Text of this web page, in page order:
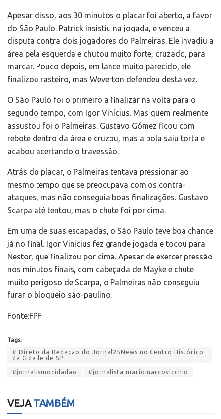
Apesar disso, aos 30 minutos o placar foi aberto, a favor
do São Paulo. Patrick insistiu na jogada, e venceu a
disputa contra dois jogadores do Palmeiras. Ele invadiu a
área pela esquerda e chutou muito forte, cruzado, para
marcar. Pouco depois, em lance muito parecido, ele
finalizou rasteiro, mas Weverton defendeu desta vez.
O São Paulo foi o primeiro a finalizar na volta para o
segundo tempo, com Igor Vinícius. Mas quem realmente
assustou foi o Palmeiras. Gustavo Gómez ficou com
rebote dentro da área e cruzou, mas a bola saiu torta e
acabou acertando o travessão.
Atrás do placar, o Palmeiras tentava pressionar ao
mesmo tempo que se preocupava com os contra-
ataques, mas não conseguia boas finalizações. Gustavo
Scarpa até tentou, mas o chute foi por cima.
Em uma de suas escapadas, o São Paulo teve boa chance
já no final. Igor Vinicius fez grande jogada e tocou para
Nestor, que finalizou por cima. Apesar de exercer pressão
nos minutos finais, com cabeçada de Mayke e chute
muito perigoso de Scarpa, o Palmeiras não conseguiu
furar o bloqueio são-paulino.
Fonte:FPF
Tags:
# Direto da Redação do Jornal25News no Centro Histórico
da Cidade de SP
#jornalismocidadão #jornalista mariomarcovicchio
VEJATAMBÉM